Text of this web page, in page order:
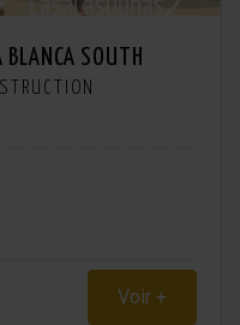
BLANCA SOUTH
Voir +